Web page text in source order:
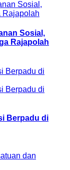
Sosial,
Rajapolah
Berpadu di